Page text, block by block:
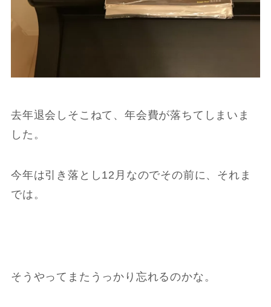
去年退会しそこねて、年会費が落ちてしまいま
した。
今年は引き落とし12月なのでその前に、それま
では。
そうやってまたうっかり忘れるのかな。